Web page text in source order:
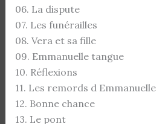
06. La dispute
07. Les funérailles
08. Vera et sa fille
09. Emmanuelle tangue
10. Réflexions
11. Les remords d Emmanuelle
12. Bonne chance
13. Le pont